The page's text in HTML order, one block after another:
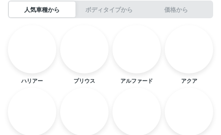
人気車種から ボディタイプから 価格から
ハリアー プリウス アルファード アクア